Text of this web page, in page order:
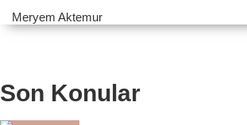
Meryem Aktemur
Son Konular